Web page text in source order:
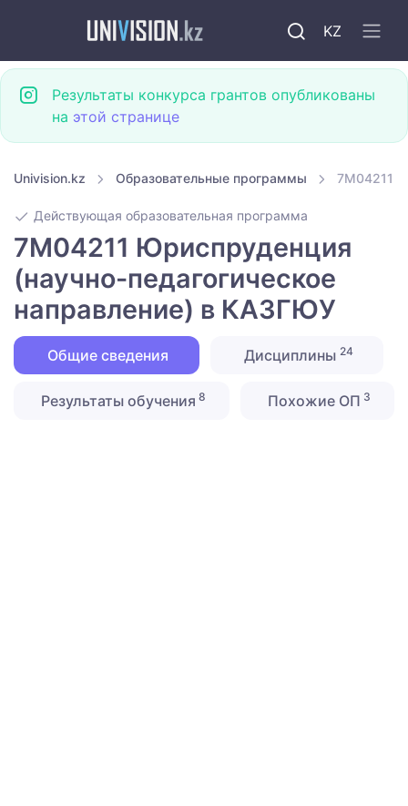
KZ
Результаты конкурса грантов опубликованы
на этой странице
Univision.kz Образовательные программы 7M04211
Действующая образовательная программа
7M04211 Юриспруденция
(научно-педагогическое
направление) в КАЗГЮУ
Общие сведения Дисциплины 24
Результаты обучения 8 Похожие ОП 3